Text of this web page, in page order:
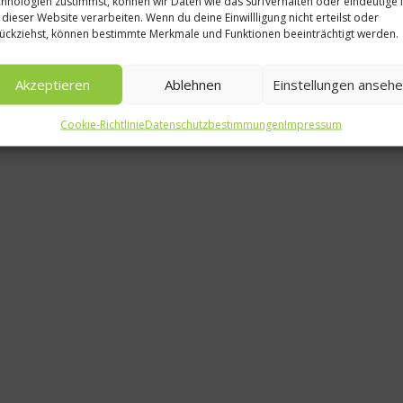
dieser Website verarbeiten. Wenn du deine Einwillligung nicht erteilst oder
können bestimmte Merkmale und Funktionen beeinträchtigt werden.
Akzeptieren Ablehnen Einstellungen
Cookie-RichtlinieDatenschutzbestimmungenImpressum
Rohkost
Ceviche
5.